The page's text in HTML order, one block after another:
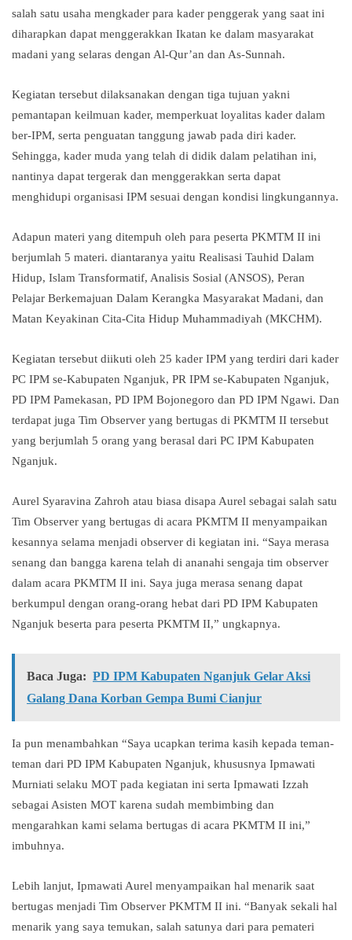
salah satu usaha mengkader para kader penggerak yang saat ini
diharapkan dapat menggerakkan Ikatan ke dalam masyarakat
madani yang selaras dengan Al-Qur’an dan As-Sunnah.
Kegiatan tersebut dilaksanakan dengan tiga tujuan yakni
pemantapan keilmuan kader, memperkuat loyalitas kader dalam
ber-IPM, serta penguatan tanggung jawab pada diri kader.
Sehingga, kader muda yang telah di didik dalam pelatihan ini,
nantinya dapat tergerak dan menggerakkan serta dapat
menghidupi organisasi IPM sesuai dengan kondisi lingkungannya.
Adapun materi yang ditempuh oleh para peserta PKMTM II ini
berjumlah 5 materi. diantaranya yaitu Realisasi Tauhid Dalam
Hidup, Islam Transformatif, Analisis Sosial (ANSOS), Peran
Pelajar Berkemajuan Dalam Kerangka Masyarakat Madani, dan
Matan Keyakinan Cita-Cita Hidup Muhammadiyah (MKCHM).
Kegiatan tersebut diikuti oleh 25 kader IPM yang terdiri dari kader
PC IPM se-Kabupaten Nganjuk, PR IPM se-Kabupaten Nganjuk,
PD IPM Pamekasan, PD IPM Bojonegoro dan PD IPM Ngawi. Dan
terdapat juga Tim Observer yang bertugas di PKMTM II tersebut
yang berjumlah 5 orang yang berasal dari PC IPM Kabupaten
Nganjuk.
Aurel Syaravina Zahroh atau biasa disapa Aurel sebagai salah satu
Tim Observer yang bertugas di acara PKMTM II menyampaikan
kesannya selama menjadi observer di kegiatan ini. “Saya merasa
senang dan bangga karena telah di ananahi sengaja tim observer
dalam acara PKMTM II ini. Saya juga merasa senang dapat
berkumpul dengan orang-orang hebat dari PD IPM Kabupaten
Nganjuk beserta para peserta PKMTM II,” ungkapnya.
Baca Juga: PD IPM Kabupaten Nganjuk Gelar Aksi
Galang Dana Korban Gempa Bumi Cianjur
Ia pun menambahkan “Saya ucapkan terima kasih kepada teman-
teman dari PD IPM Kabupaten Nganjuk, khususnya Ipmawati
Murniati selaku MOT pada kegiatan ini serta Ipmawati Izzah
sebagai Asisten MOT karena sudah membimbing dan
mengarahkan kami selama bertugas di acara PKMTM II ini,”
imbuhnya.
Lebih lanjut, Ipmawati Aurel menyampaikan hal menarik saat
bertugas menjadi Tim Observer PKMTM II ini. “Banyak sekali hal
menarik yang saya temukan, salah satunya dari para pemateri